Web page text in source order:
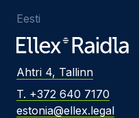
Eesti
Ahtri 4, Tallinn
T. +372 640 7170
estonia@ellex.legal